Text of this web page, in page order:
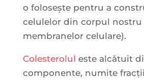
o foloseşte pentru a
celulelor din corpul nostru
membranelor celulare).
Colesterolul este alcătuit
componente, numite